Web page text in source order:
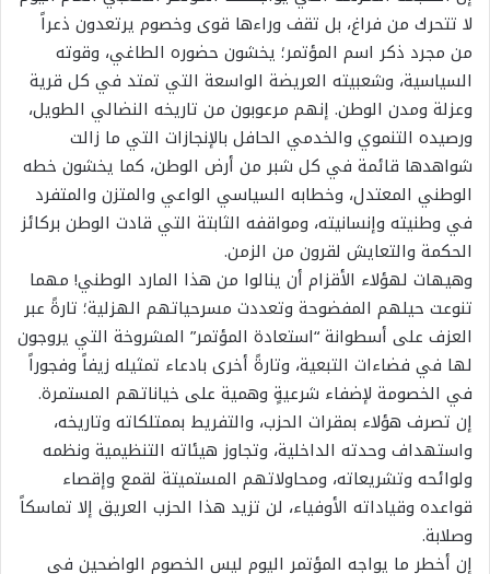
لا تتحرك من فراغ، بل تقف وراءها قوى وخصوم يرتعدون ذعراً
من مجرد ذكر اسم المؤتمر؛ يخشون حضوره الطاغي، وقوته
السياسية، وشعبيته العريضة الواسعة التي تمتد في كل قرية
وعزلة ومدن الوطن. إنهم مرعوبون من تاريخه النضالي الطويل،
ورصيده التنموي والخدمي الحافل بالإنجازات التي ما زالت
شواهدها قائمة في كل شبر من أرض الوطن، كما يخشون خطه
الوطني المعتدل، وخطابه السياسي الواعي والمتزن والمتفرد
في وطنيته وإنسانيته، ومواقفه الثابتة التي قادت الوطن بركائز
الحكمة والتعايش لقرون من الزمن.
​وهيهات لهؤلاء الأقزام أن ينالوا من هذا المارد الوطني! مهما
تنوعت حيلهم المفضوحة وتعددت مسرحياتهم الهزلية؛ تارةً عبر
العزف على أسطوانة “استعادة المؤتمر” المشروخة التي يروجون
لها في فضاءات التبعية، وتارةً أخرى بادعاء تمثيله زيفاً وفجوراً
في الخصومة لإضفاء شرعيةٍ وهمية على خياناتهم المستمرة.
إن تصرف هؤلاء بمقرات الحزب، والتفريط بممتلكاته وتاريخه،
واستهداف وحدته الداخلية، وتجاوز هيئاته التنظيمية ونظمه
ولوائحه وتشريعاته، ومحاولاتهم المستميتة لقمع وإقصاء
قواعده وقياداته الأوفياء، لن تزيد هذا الحزب العريق إلا تماسكاً
وصلابة.
​إن أخطر ما يواجه المؤتمر اليوم ليس الخصوم الواضحين في